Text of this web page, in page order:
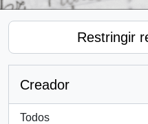
Restringir
Creador
Todos